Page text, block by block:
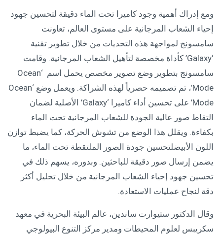
ومع إدراك أهمية وجود كاميرا تحت الماء دقيقة لتحسين جهود
إحياء الشعاب المرجانية على مستوى العالم، تعاونت
سامسونج لمواجهة هذه التحديات من خلال تطوير تقنية
‘Galaxy’ كأداة مخصصة لتأهيل الشعاب المرجانية. وقامت
سامسونج بتطوير وضع تصوير مخصص يحمل اسم ‘Ocean
Mode’، تم تصميمه حصرياً لهذه الشراكة. ويعمل وضع ‘Ocean
Mode’ على تحسين أداء كاميرا ‘Galaxy’ الأصلية لضمان
التقاط صور عالية الجودة للشعاب المرجانية تحت الماء
بكفاءة. ويقلل هذا الوضع من تشوش الحركة، كما يضبط توازن
اللون الأبيضلتحسين جودة الصور الملتقطة تحت الماء، ما
يضمن إرسال صور دقيقة للباحثين. وبدوره، يسهم ذلك في
تحسين جهود إحياء الشعاب المرجانية من خلال تحليل أكثر
دقة لنجاح عمليات الاستعادة.
وقال الدكتور ستيوارت ساندين، عالم البيئة البحرية في معهد
سكريبس لعلوم المحيطات ومدير مركز التنوع البيولوجي